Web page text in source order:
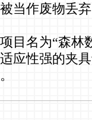
当作废物丢
目名为“森林
应性强的夹